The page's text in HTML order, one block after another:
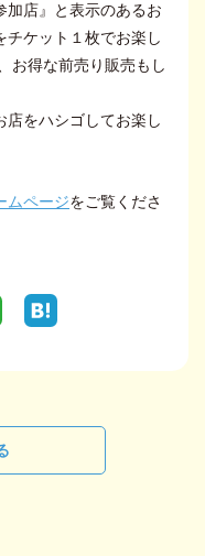
加店』と表示のあるお
チケット１枚でお楽し
お得な前売り販売もし
店をハシゴしてお楽し
ムページをご覧くださ